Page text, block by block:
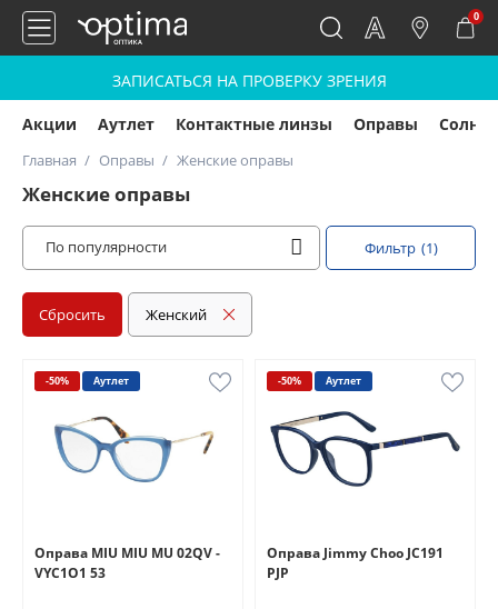
0
ЗАПИСАТЬСЯ НА ПРОВЕРКУ ЗРЕНИЯ
Акции Аутлет Контактные линзы Оправы
Главная Оправы Женские оправы
Женские оправы
По популярности Фильтр (1)
Сбросить Женский
-50% Аутлет
Оправа MIU MIU MU 02QV -
VYC1O1 53
-50% Аутлет
Оправа Jimmy Choo JC191
PJP